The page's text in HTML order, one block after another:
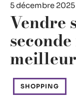
5 décembre 2025
Vendre
SHOPPING